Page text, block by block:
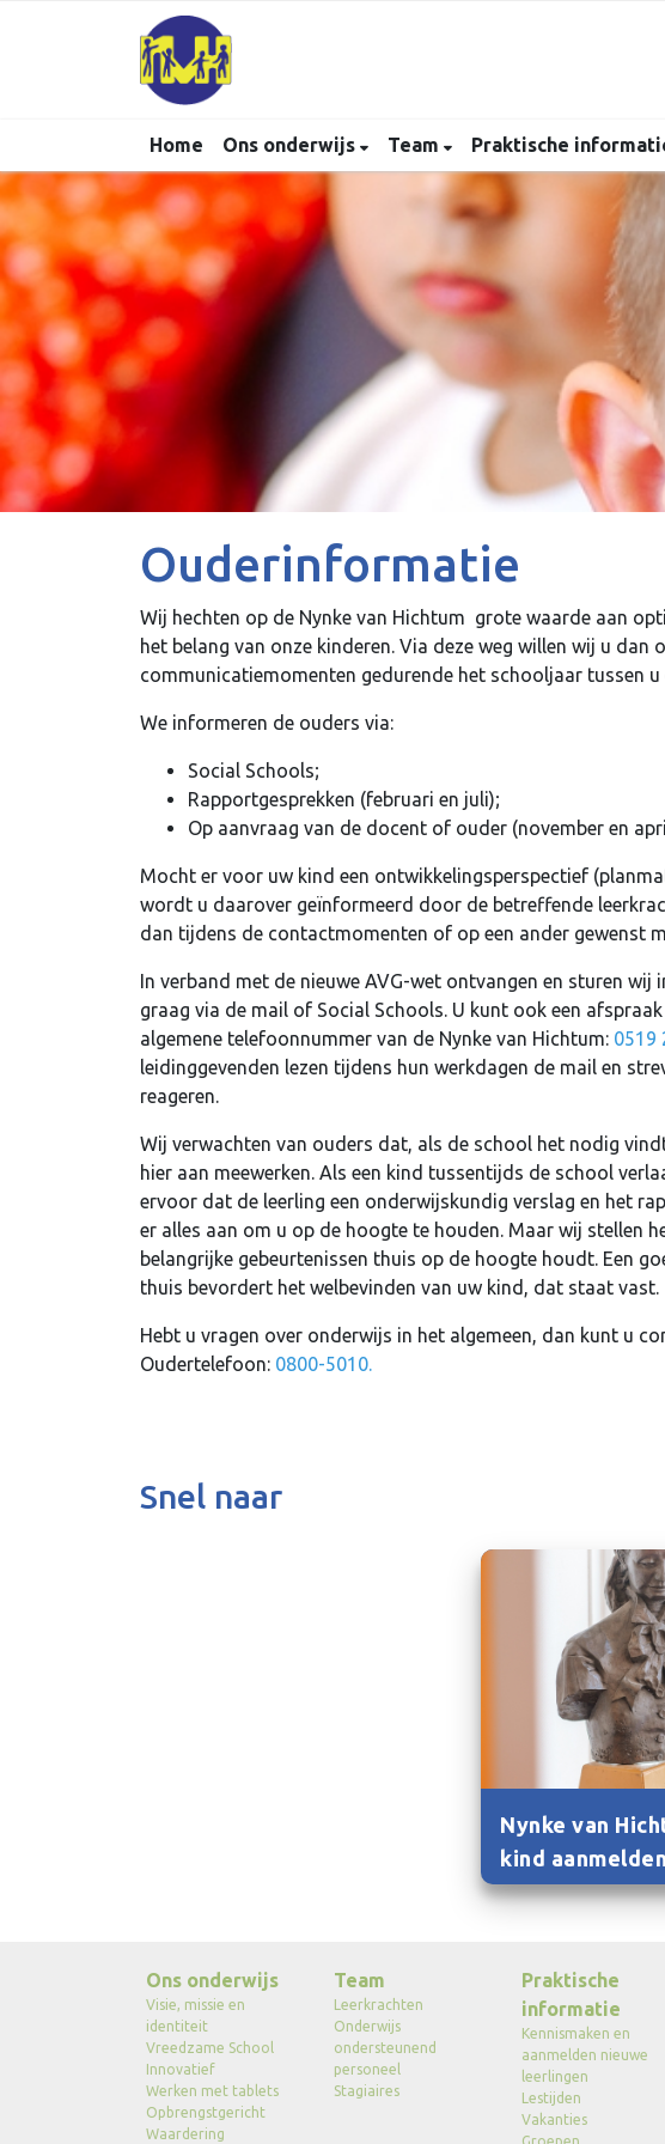
Home Ons onderwijs Team Praktische
Ouderinformatie
Wij hechten op de Nynke van Hichtum grote waarde aan
het belang van onze kinderen. Via deze weg willen wij u dan
communicatiemomenten gedurende het schooljaar tussen
We informeren de ouders via:
Social Schools;
Rapportgesprekken (februari en juli);
Op aanvraag van de docent of ouder (november en
Mocht er voor uw kind een ontwikkelingsperspectief
wordt u daarover geïnformeerd door de betreffende
dan tijdens de contactmomenten of op een ander gewenst
In verband met de nieuwe AVG-wet ontvangen en sturen
graag via de mail of Social Schools. U kunt ook een
algemene telefoonnummer van de Nynke van Hichtum: 0519
leidinggevenden lezen tijdens hun werkdagen de mail en
reageren.
Wij verwachten van ouders dat, als de school het nodig
hier aan meewerken. Als een kind tussentijds de school
ervoor dat de leerling een onderwijskundig verslag en het
er alles aan om u op de hoogte te houden. Maar wij stellen
belangrijke gebeurtenissen thuis op de hoogte houdt. Een
thuis bevordert het welbevinden van uw kind, dat staat vast.
Hebt u vragen over onderwijs in het algemeen, dan kunt u
Oudertelefoon: 0800-5010.
Snel naar
Nynke van
kind aanmelden
Ons onderwijs
Visie, missie en
identiteit
Vreedzame School
Innovatief
Werken met tablets
Opbrengstgericht
Waardering
Team
Leerkrachten
Onderwijs
ondersteunend
personeel
Stagiaires
Praktische
informatie
Kennismaken en
aanmelden nieuwe
leerlingen
Lestijden
Vakanties